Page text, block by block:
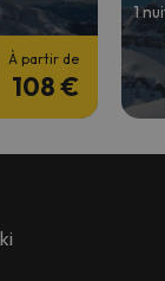
À partir de
108 €
1